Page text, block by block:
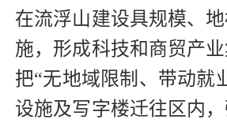
在流浮山建设具规模、
施，形成科技和商贸产
把“无地域限制、带动就
设施及写字楼迁往区内